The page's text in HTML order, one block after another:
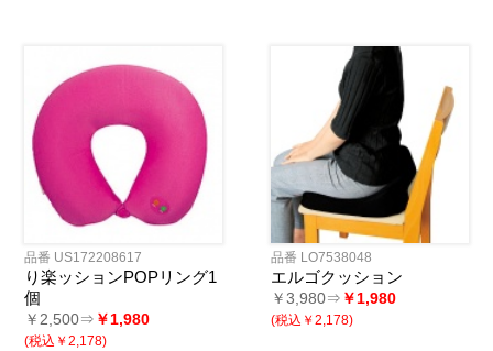
品番 US172208617
り楽ッションPOPリング1
個
￥2,500⇒ ￥1,980
(税込￥2,178)
品番 LO7538048
エルゴクッション
￥3,980⇒ ￥1,980
(税込￥2,178)